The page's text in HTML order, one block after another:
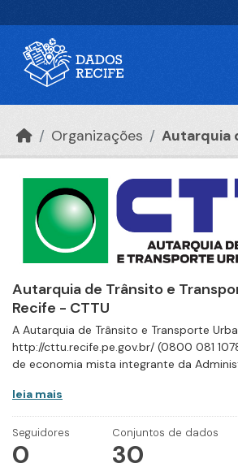
Organizações Autarquia
Autarquia de Trânsito e
Recife - CTTU
A Autarquia de Trânsito e Transporte
http://cttu.recife.pe.gov.br/ (0800 081
de economia mista integrante da
leia mais
Seguidores
0
Conjuntos de dados
30